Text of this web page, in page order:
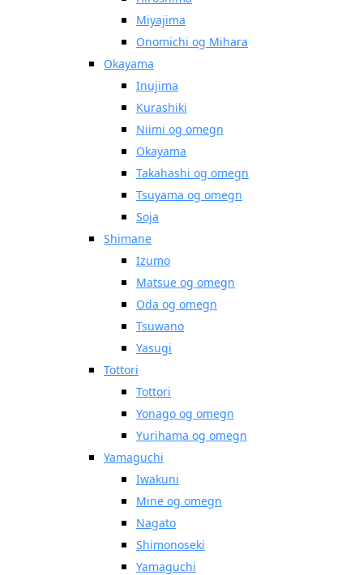
Miyajima
Onomichi og Mihara
Okayama
Inujima
Kurashiki
Niimi og omegn
Okayama
Takahashi og omegn
Tsuyama og omegn
Soja
Shimane
Izumo
Matsue og omegn
Oda og omegn
Tsuwano
Yasugi
Tottori
Tottori
Yonago og omegn
Yurihama og omegn
Yamaguchi
Iwakuni
Mine og omegn
Nagato
Shimonoseki
Yamaguchi